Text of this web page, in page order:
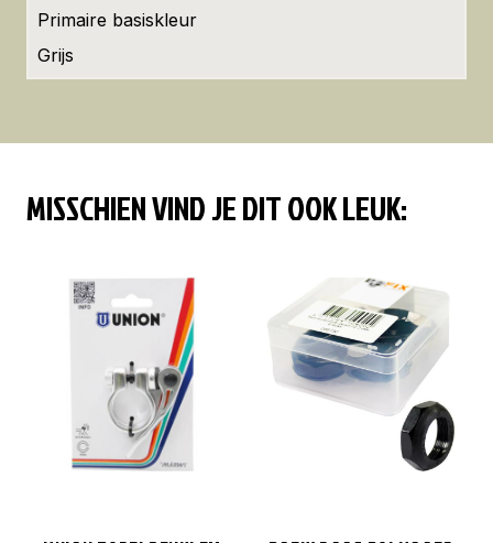
Primaire basiskleur
Grijs
MISSCHIEN VIND JE DIT OOK LEUK: